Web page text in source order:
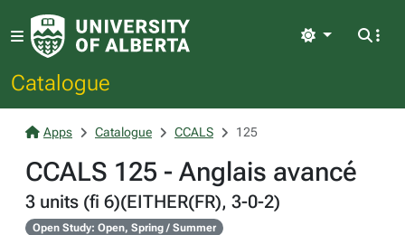
Catalogue
Light
Apps Catalogue CCALS 125
CCALS 125 - Anglais avancé
3 units (fi 6)(EITHER(FR), 3-0-2)
Open Study: Open, Spring / Summer